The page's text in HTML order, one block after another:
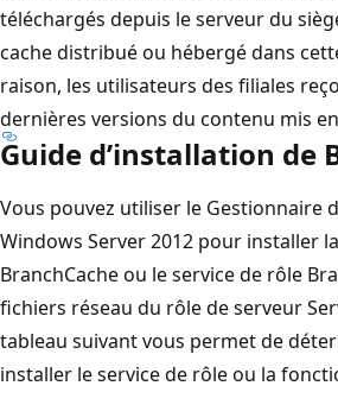
téléchargés depuis le serveur du
cache distribué ou hébergé dans
raison, les utilisateurs des filiales
dernières versions du contenu mis
Guide d’installation de
Vous pouvez utiliser le Gestionnaire
Windows Server 2012 pour installer
BranchCache ou le service de rôle
fichiers réseau du rôle de serveur
tableau suivant vous permet de
installer le service de rôle ou la